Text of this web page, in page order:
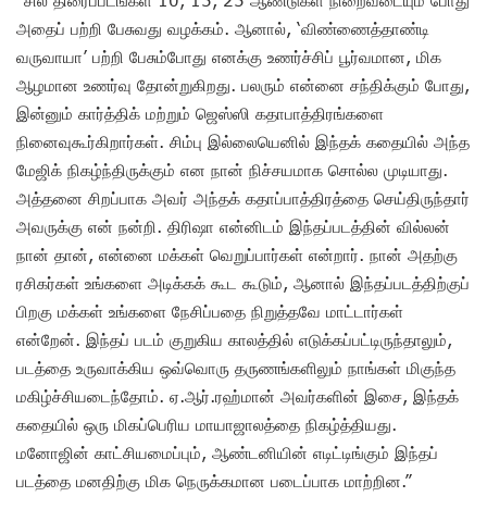
அதைப் பற்றி பேசுவது வழக்கம். ஆனால், ‘விண்ணைத்தாண்டி
வருவாயா’ பற்றி பேசும்போது எனக்கு உணர்ச்சிப் பூர்வமான, மிக
ஆழமான உணர்வு தோன்றுகிறது. பலரும் என்னை சந்திக்கும் போது,
இன்னும் கார்த்திக் மற்றும் ஜெஸ்ஸி கதாபாத்திரங்களை
நினைவுகூர்கிறார்கள். சிம்பு இல்லையெனில் இந்தக் கதையில் அந்த
மேஜிக் நிகழ்ந்திருக்கும் என நான் நிச்சயமாக சொல்ல முடியாது.
அத்தனை சிறப்பாக அவர் அந்தக் கதாப்பாத்திரத்தை செய்திருந்தார்
அவருக்கு என் நன்றி. திரிஷா என்னிடம் இந்தப்படத்தின் வில்லன்
நான் தான், என்னை மக்கள் வெறுப்பார்கள் என்றார். நான் அதற்கு
ரசிகர்கள் உங்களை அடிக்கக் கூட கூடும், ஆனால் இந்தப்படத்திற்குப்
பிறகு மக்கள் உங்களை நேசிப்பதை நிறுத்தவே மாட்டார்கள்
என்றேன். இந்தப் படம் குறுகிய காலத்தில் எடுக்கப்பட்டிருந்தாலும்,
படத்தை உருவாக்கிய ஒவ்வொரு தருணங்களிலும் நாங்கள் மிகுந்த
மகிழ்ச்சியடைந்தோம். ஏ.ஆர்.ரஹ்மான் அவர்களின் இசை, இந்தக்
கதையில் ஒரு மிகப்பெரிய மாயாஜாலத்தை நிகழ்த்தியது.
மனோஜின் காட்சியமைப்பும், ஆண்டனியின் எடிட்டிங்கும் இந்தப்
படத்தை மனதிற்கு மிக நெருக்கமான படைப்பாக மாற்றின.”